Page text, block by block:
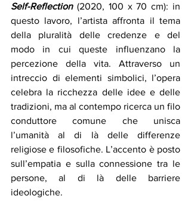
Self-Reflection (2020, 100 x 70 cm): in
questo lavoro, l’artista affronta il tema
della pluralità delle credenze e del
modo in cui queste influenzano la
percezione della vita. Attraverso un
intreccio di elementi simbolici, l’opera
celebra la ricchezza delle idee e delle
tradizioni, ma al contempo ricerca un filo
conduttore comune che unisca
l’umanità al di là delle differenze
religiose e filosofiche. L’accento è posto
sull’empatia e sulla connessione tra le
persone, al di là delle barriere
ideologiche.